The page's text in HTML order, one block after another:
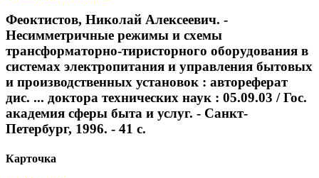
Феоктистов, Николай Алексеевич. -
Несимметричные режимы и схемы
трансформаторно-тиристорного оборудования в
системах электропитания и управления бытовых
и производственных установок : автореферат
дис. ... доктора технических наук : 05.09.03 / Гос.
академия сферы быта и услуг. - Санкт-
Петербург, 1996. - 41 с.
Карточка